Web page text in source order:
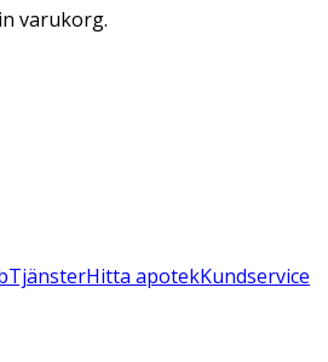
varukorg.
TjänsterHitta apotekKundservice